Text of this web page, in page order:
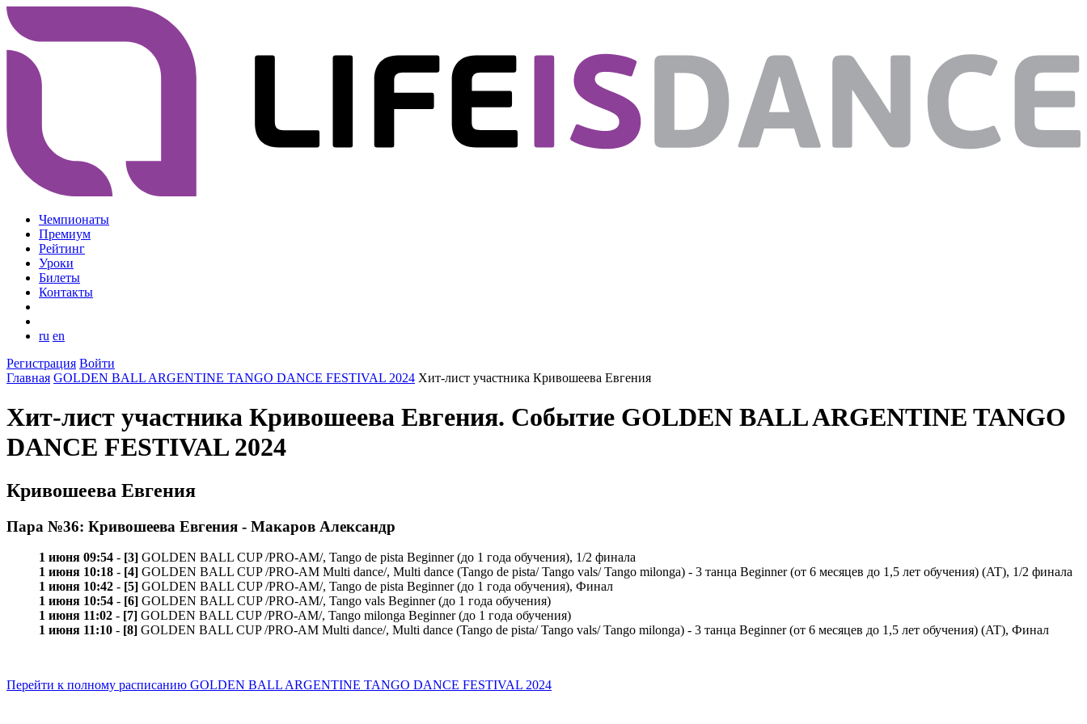
Чемпионаты
Премиум
Рейтинг
Уроки
Билеты
Контакты
ru en
Регистрация Войти
Главная GOLDEN BALL ARGENTINE TANGO DANCE FESTIVAL 2024 Хит-лист участника Кривошеева Евгения
Хит-лист участника Кривошеева Евгения. Событие GOLDEN BALL ARGENTINE TANGO
DANCE FESTIVAL 2024
Кривошеева Евгения
Пара №36: Кривошеева Евгения - Макаров Александр
1 июня 09:54 - [3] GOLDEN BALL CUP /PRO-AM/, Tango de pista Beginner (до 1 года обучения), 1/2 финала
1 июня 10:18 - [4] GOLDEN BALL CUP /PRO-AM Multi dance/, Multi dance (Tango de pista/ Tango vals/ Tango milonga) - 3 танца Beginner (от 6 месяцев до 1,5 лет обучения) (AT), 1/2 финала
1 июня 10:42 - [5] GOLDEN BALL CUP /PRO-AM/, Tango de pista Beginner (до 1 года обучения), Финал
1 июня 10:54 - [6] GOLDEN BALL CUP /PRO-AM/, Tango vals Beginner (до 1 года обучения)
1 июня 11:02 - [7] GOLDEN BALL CUP /PRO-AM/, Tango milonga Beginner (до 1 года обучения)
1 июня 11:10 - [8] GOLDEN BALL CUP /PRO-AM Multi dance/, Multi dance (Tango de pista/ Tango vals/ Tango milonga) - 3 танца Beginner (от 6 месяцев до 1,5 лет обучения) (AT), Финал
Перейти к полному расписанию GOLDEN BALL ARGENTINE TANGO DANCE FESTIVAL 2024